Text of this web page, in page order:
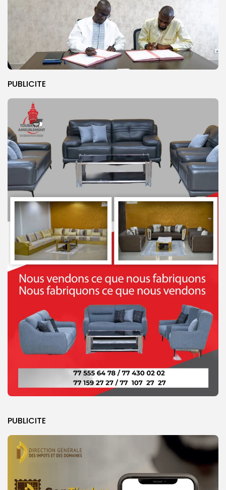
PUBLICITE
PUBLICITE